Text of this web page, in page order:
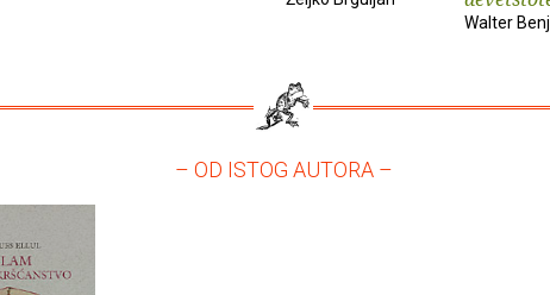
Walter
– OD ISTOG AUTORA –